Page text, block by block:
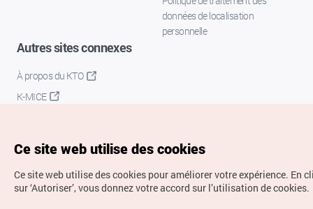
données de localisation
personnelle
Autres sites connexes
À propos du KTO
K-MICE
Ce site web utilise des cookies
Ce site web utilise des cookies pour améliorer votre expérience. En
sur ‘Autoriser’, vous donnez votre accord sur l’utilisation de cookies.